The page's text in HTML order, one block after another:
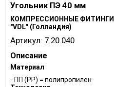
Угольник ПЭ 40 мм
КОМПРЕССИОННЫЕ
"VDL" (Голландия)
Артикул: 7.20.040
Описание
Материал
- ПП (PP) = полипропилен